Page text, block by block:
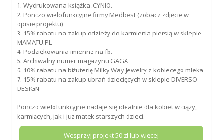
1. Wydrukowana książka .CYNIO.
2. Ponczo wielofunkcyjne firmy Medbest (zobacz zdjęcie w
opisie projektu)
3. 15% rabatu na zakup odzieży do karmienia piersią w sklepie
MAMATU.PL
4. Podziękowania imienne na fb.
5. Archiwalny numer magazynu GAGA
6. 10% rabatu na biżuterię Milky Way Jewelry z kobiecego mleka
7. 15% rabatu na zakup ubrań dziecięcych w sklepie DIVERSO
DESIGN
Ponczo wielofunkcyjne nadaje się idealnie dla kobiet w ciąży,
karmiących, jak i już matek starszych dzieci.
Wesprzyj projekt50 zł lub więcej